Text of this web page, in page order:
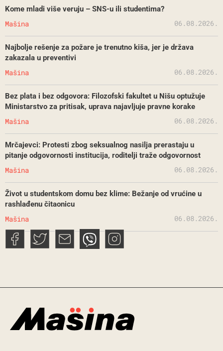
Kome mladi više veruju – SNS-u ili studentima?
Mašina 06.08.2026.
Najbolje rešenje za požare je trenutno kiša, jer je država
zakazala u preventivi
Mašina 06.08.2026.
Bez plata i bez odgovora: Filozofski fakultet u Nišu optužuje
Ministarstvo za pritisak, uprava najavljuje pravne korake
Mašina 06.08.2026.
Mrčajevci: Protesti zbog seksualnog nasilja prerastaju u
pitanje odgovornosti institucija, roditelji traže odgovornost
Mašina 06.08.2026.
Život u studentskom domu bez klime: Bežanje od vrućine u
rashlađenu čitaonicu
Mašina 06.08.2026.